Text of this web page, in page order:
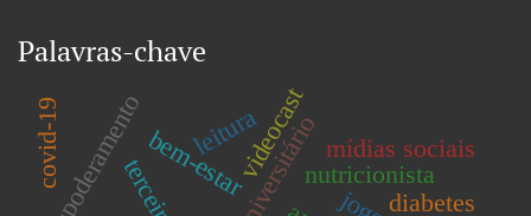
Palavras-chave
nutricionista
bem-estar
leitura
empoderamento mídias sociais
videocast
diabetes
covid-19